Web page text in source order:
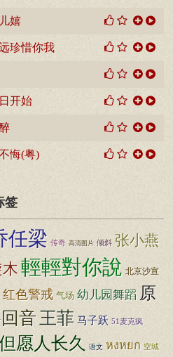
嬉
珍惜你我
开始
悔(粤)
签
任梁 传奇 高清图片 倾斜 张小燕
輕輕對你說 北京沙宣
红色警戒 气场 幼儿园舞蹈 原
音王菲 马子跃 51麦克疯
愿人长久 语文 หงหยก 空城